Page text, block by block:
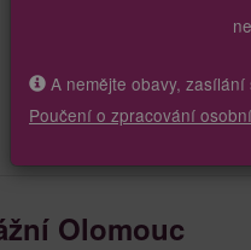
Olomouc
A nemějte obavy,
Poučení o zpracování